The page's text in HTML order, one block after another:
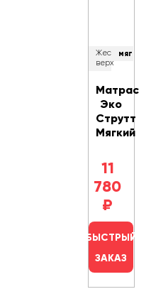
Жесткость
верх
мягкий
Матрас
Эко
Струтт
Мягкий
11
780
₽
БЫСТРЫЙ
ЗАКАЗ